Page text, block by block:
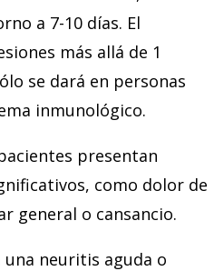
a 7-10 días. El
más allá de 1
se dará en personas
inmunológico.
presentan
como dolor de
general o cansancio.
una neuritis aguda o